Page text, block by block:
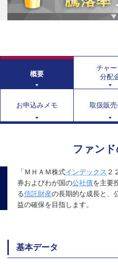
概要
チャー
分配
お申込みメモ 取扱販
ファン
「ＭＨＡＭ株式インデックス ２
券およびわが国の公社債を主要
る信託財産の長期的な成長と、
益の確保を目指します。
基本データ